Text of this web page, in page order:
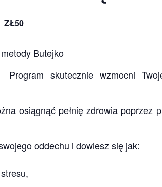
ZŁ50
Butejko
sku­tecz­nie wzmocni
osią­gnąć peł­nię zdro­wia poprzez
odde­chu i dowiesz się jak: